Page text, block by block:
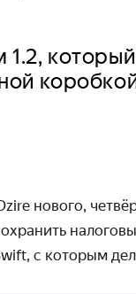
который
нового,
, с которым